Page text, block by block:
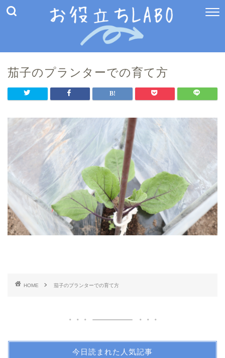
茄子のプランターでの育て方
HOME 茄子のプランターでの育て方
今日読まれた人気記事